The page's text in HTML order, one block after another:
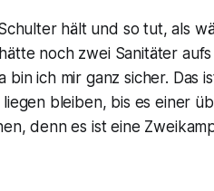
hält und so tut, als
noch zwei Sanitäter aufs
ich mir ganz sicher. Das
bleiben, bis es einer
denn es ist eine